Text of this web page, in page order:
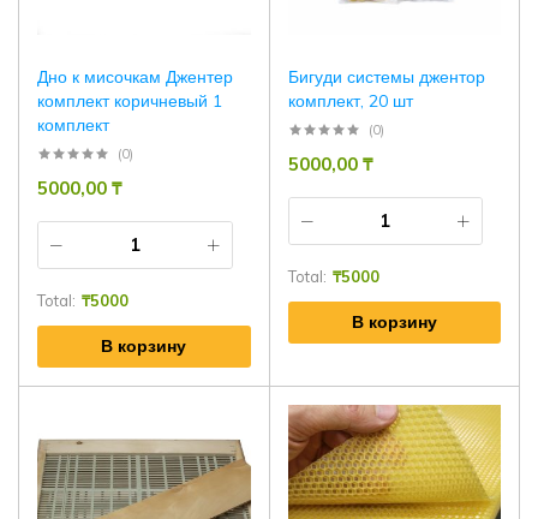
Дно к мисочкам Джентер
комплект коричневый 1
комплект
(0)
5000,00 ₸
Total: ₸5000
В корзину
Бигуди системы джентор
комплект, 20 шт
(0)
5000,00 ₸
Total: ₸5000
В корзину